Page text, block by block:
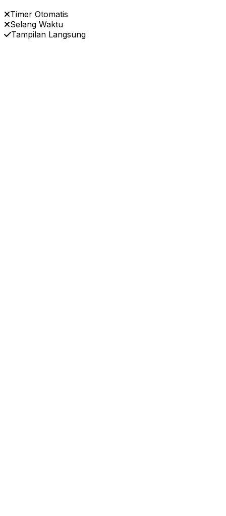
Timer Otomatis
Selang Waktu
Tampilan Langsung